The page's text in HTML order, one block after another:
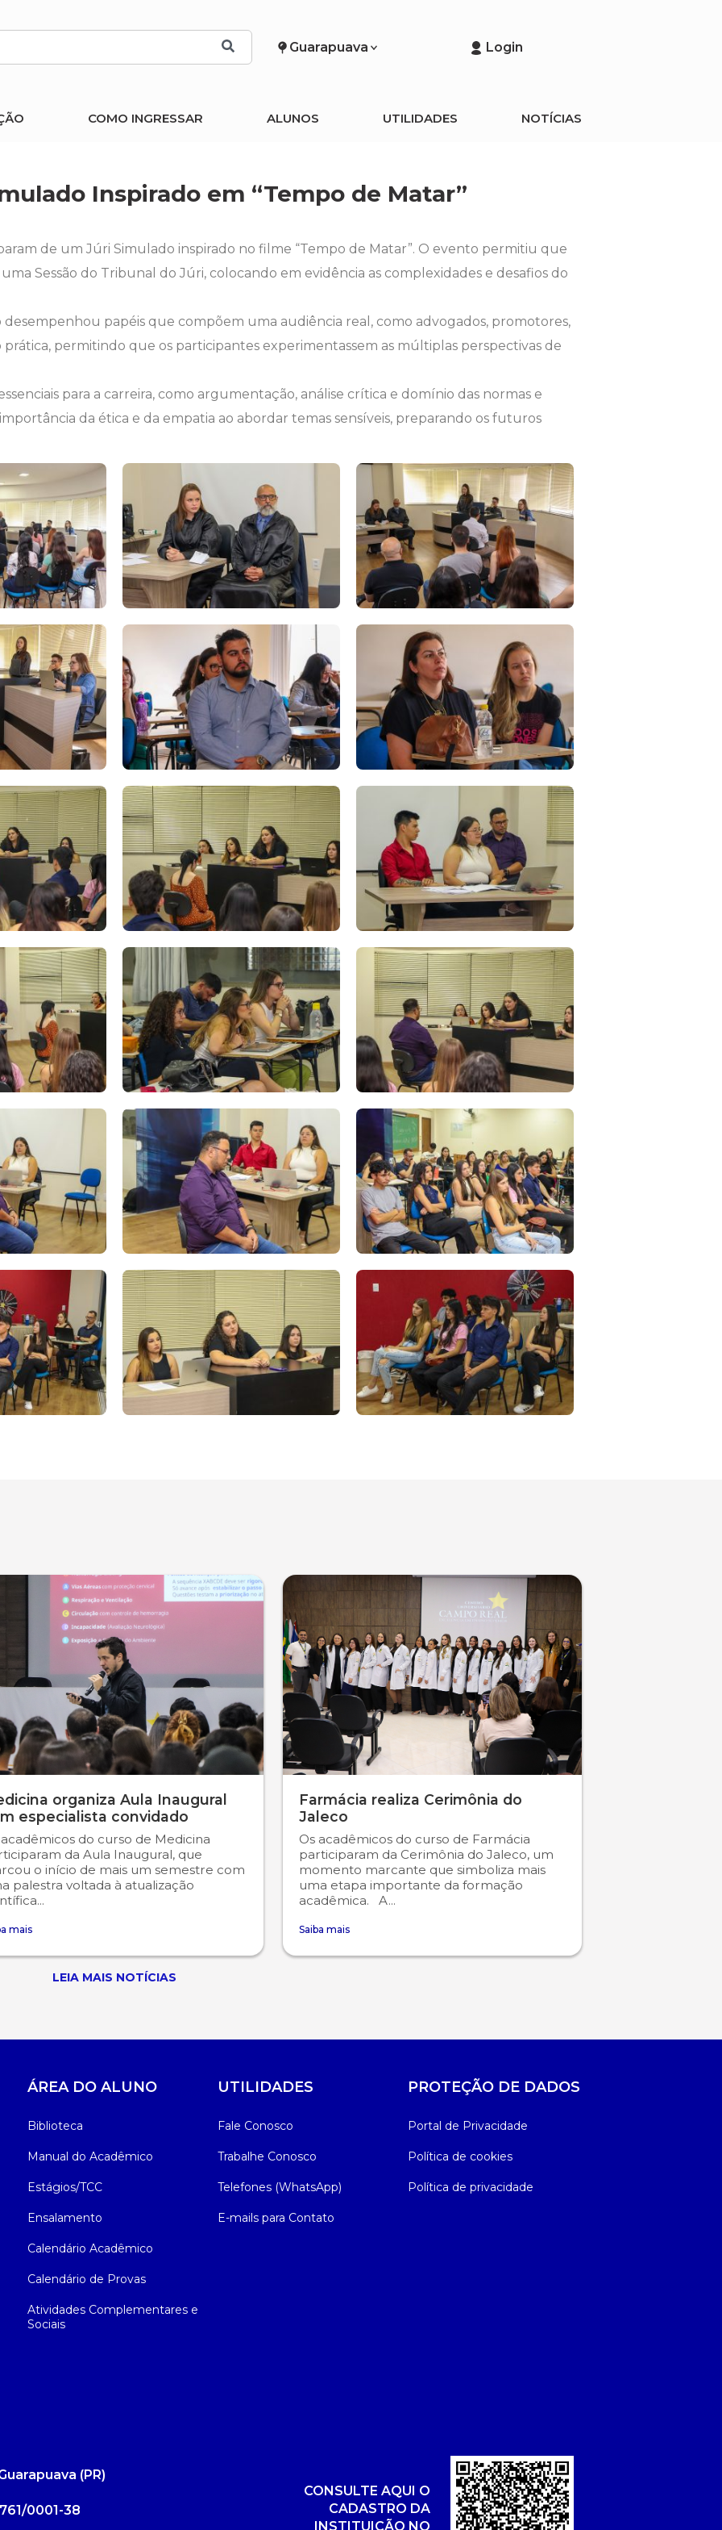
Guarapuava Login
COMO INGRESSAR ALUNOS UTILIDADES NOTÍCIAS
Inspirado em “Tempo de Matar”
de um Júri Simulado inspirado no filme “Tempo de Matar”. O evento permitiu que
Sessão do Tribunal do Júri, colocando em evidência as complexidades e desafios do
papéis que compõem uma audiência real, como advogados, promotores,
permitindo que os participantes experimentassem as múltiplas perspectivas de
para a carreira, como argumentação, análise crítica e domínio das normas e
da ética e da empatia ao abordar temas sensíveis, preparando os futuros
organiza Aula Inaugural
especialista convidado
acadêmicos do curso de Medicina
da Aula Inaugural, que
o início de mais um semestre com
palestra voltada à atualização
mais
Farmácia realiza Cerimônia do
Jaleco
Os acadêmicos do curso de Farmácia
participaram da Cerimônia do Jaleco, um
momento marcante que simboliza mais
uma etapa importante da formação
acadêmica. A...
Saiba mais
LEIA MAIS NOTÍCIAS
ÁREA DO ALUNO
Biblioteca
Manual do Acadêmico
Estágios/TCC
Ensalamento
Calendário Acadêmico
Calendário de Provas
Atividades Complementares e
Sociais
UTILIDADES
Fale Conosco
Trabalhe Conosco
Telefones (WhatsApp)
E-mails para Contato
PROTEÇÃO DE DADOS
Portal de Privacidade
Política de cookies
Política de privacidade
(PR)
0001-38
CONSULTE AQUI O
CADASTRO DA
INSTITUIÇÃO NO